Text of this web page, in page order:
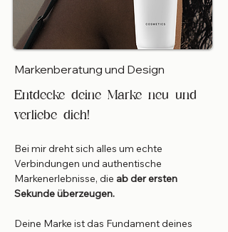
Markenberatung und Design
Entdecke deine Marke neu und
verliebe dich!
Bei mir dreht sich alles um echte
Verbindungen und authentische
Markenerlebnisse, die ab der ersten
Sekunde überzeugen.
Deine Marke ist das Fundament deines